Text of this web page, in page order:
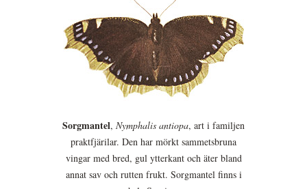
Sorgmantel, Nymphalis antiopa, art i familjen
praktfjärilar. Den har mörkt sammetsbruna
vingar med bred, gul ytterkant och äter bland
annat sav och rutten frukt. Sorgmantel finns i